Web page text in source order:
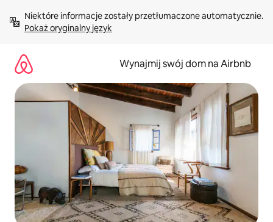
treści Pokaż oryginalny język
Wynajmij swój dom na Airbnb